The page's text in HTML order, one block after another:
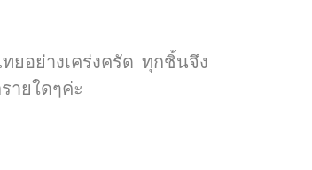
อย่างเคร่งครัด ทุกชิ้นจึง
ายใดๆค่ะ